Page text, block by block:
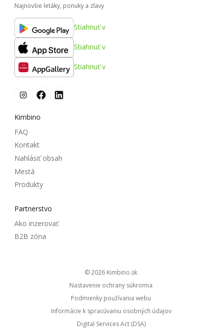
Najnovšie letáky, ponuky a zľavy
Stiahnuť v
Stiahnuť v
Stiahnuť v
Kimbino
FAQ
Kontakt
Nahlásiť obsah
Mestá
Produkty
Partnerstvo
Ako inzerovať
B2B zóna
© 2026
kimbino.sk
Nastavenie ochrany súkromia
Podmienky používania webu
Informácie k spracúvaniu osobných údajov
Digital Services Act (DSA)